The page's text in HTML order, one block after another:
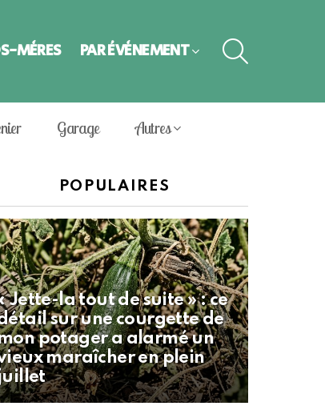
MÈRES PAR ÉVÈNEMENT
Garage Autres
POPULAIRES
Jette-la tout de suite » : ce
sur une courgette de
potager a alarmé un
maraîcher en plein